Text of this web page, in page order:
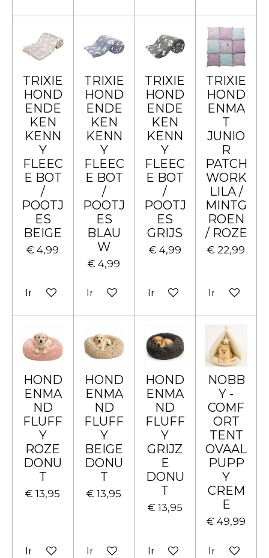
TRIXIE
HOND
ENDE
KEN
KENN
Y
FLEEC
E BOT
/
POOTJ
ES
BEIGE
€ 4,99
In winkelwagen
TRIXIE
HOND
ENDE
KEN
KENN
Y
FLEEC
E BOT
/
POOTJ
ES
BLAU
W
€ 4,99
In winkelwagen
TRIXIE
HOND
ENDE
KEN
KENN
Y
FLEEC
E BOT
/
POOTJ
ES
GRIJS
€ 4,99
In winkelwagen
TRIXIE
HOND
ENMA
T
JUNIO
R
PATCH
WORK
LILA /
MINTG
ROEN
/ ROZE
€ 22,99
In
HOND
ENMA
ND
FLUFF
Y
ROZE
DONU
T
€ 13,95
In winkelwagen
HOND
ENMA
ND
FLUFF
Y
BEIGE
DONU
T
€ 13,95
In winkelwagen
HOND
ENMA
ND
FLUFF
Y
GRIJZ
E
DONU
T
€ 13,95
In winkelwagen
NOBB
Y -
COMF
ORT
TENT
OVAAL
PUPP
Y
CREM
E
€ 49,99
In